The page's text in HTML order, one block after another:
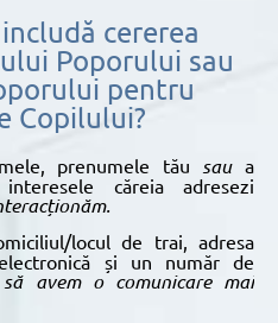
cererea
Poporului sau
pentru
Copilului?
prenumele tău saua
căreia adresezi
locul de trai, adresa
și un număr de
avem o comunicare mai